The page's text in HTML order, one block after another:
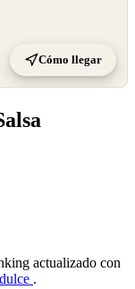
Cómo llegar
actualizado con
.